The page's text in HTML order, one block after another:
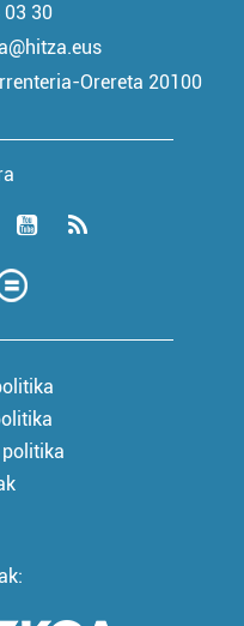
03 30
Orereta 20100